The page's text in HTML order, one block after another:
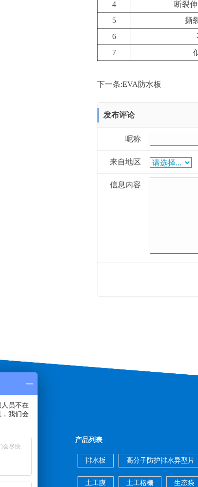
4
断裂
5
撕
6
7
下一条:EVA防水板
发布评论
呢称
来自地区
信息内容
新闻动态
产品列表
排水板 高分子防护排水异型片
土工膜 土工格栅 生态袋
员不在
我们会